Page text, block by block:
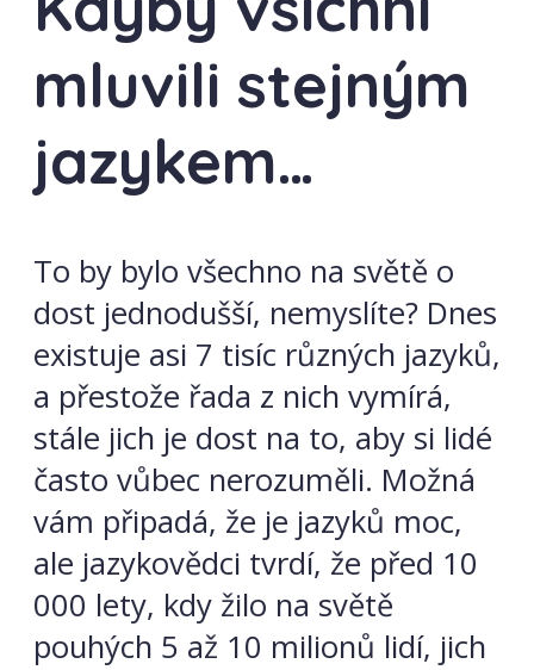
mluvili stejným
jazykem…
To by bylo všechno na světě o
dost jednodušší, nemyslíte? Dnes
existuje asi 7 tisíc různých jazyků,
a přestože řada z nich vymírá,
stále jich je dost na to, aby si lidé
často vůbec nerozuměli. Možná
vám připadá, že je jazyků moc,
ale jazykovědci tvrdí, že před 10
000 lety, kdy žilo na světě
pouhých 5 až 10 milionů lidí, jich